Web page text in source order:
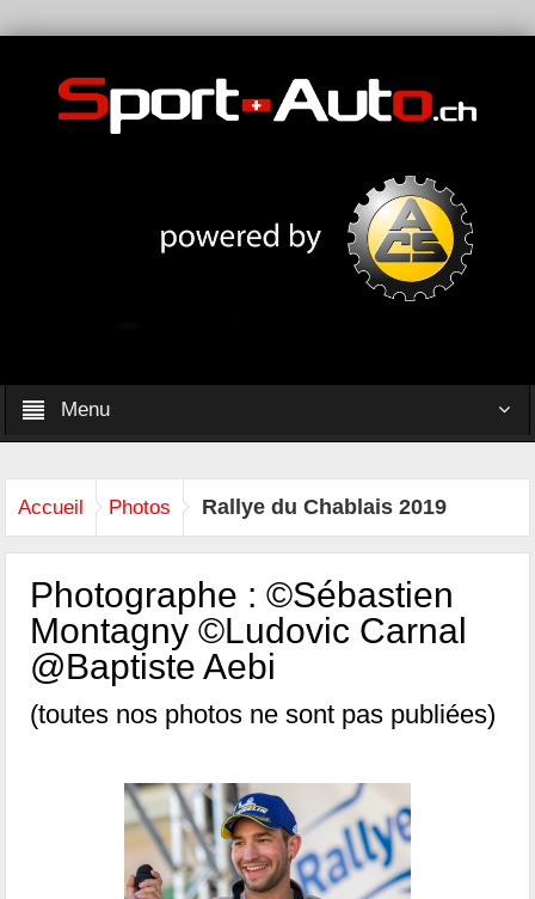
Menu
Accueil Photos Rallye du Chablais 2019
Photographe : ©Sébastien
Montagny ©Ludovic Carnal
@Baptiste Aebi
(toutes nos photos ne sont pas publiées)